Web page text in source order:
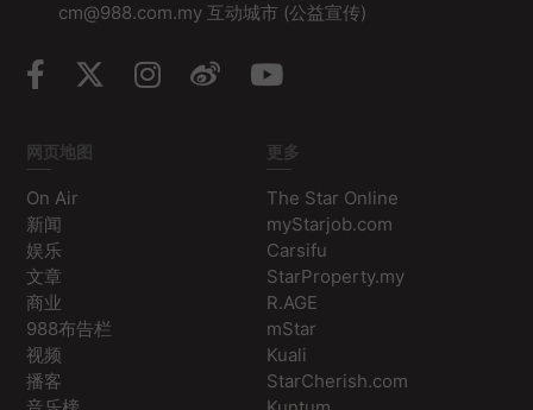
cm@988.com.my 互动城市 (公益宣传)
网页地图
On Air
新闻
娱乐
文章
商业
988布告栏
视频
播客
更多
The Star Online
myStarjob.com
Carsifu
StarProperty.my
R.AGE
mStar
Kuali
StarCherish.com